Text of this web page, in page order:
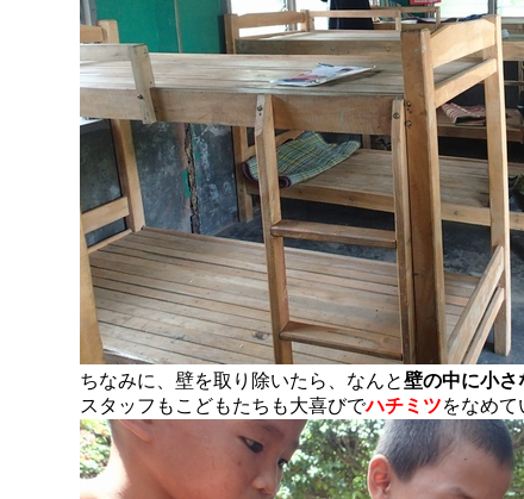
ちなみに、壁を取り除いたら、なんと壁の中に小さ
スタッフもこどもたちも大喜びでハチミツをなめて